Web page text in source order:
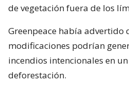
de vegetación fuera de los
Greenpeace había advertido
modificaciones podrían
incendios intencionales en
deforestación.